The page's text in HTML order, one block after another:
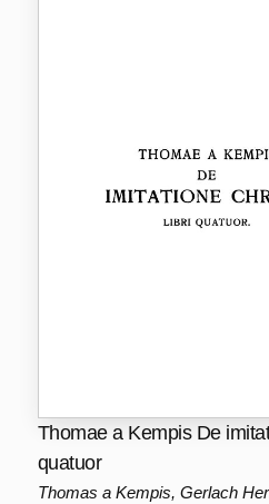
Thomae a Kempis De
quatuor
Thomas a Kempis, Gerlach